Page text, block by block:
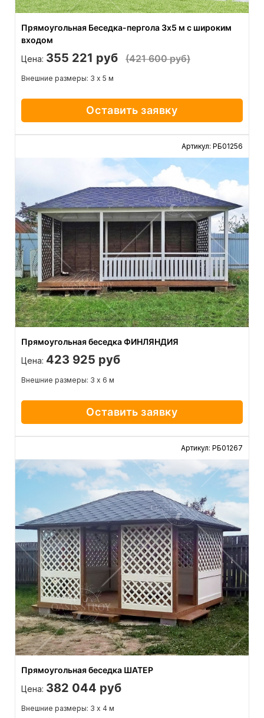
Прямоугольная Беседка-пергола 3х5 м с широким
входом
Цена: 355 221 руб (421 600 руб)
Внешние размеры: 3 х 5 м
Оставить заявку
Артикул: РБ01256
Прямоугольная беседка ФИНЛЯНДИЯ
Цена: 423 925 руб
Внешние размеры: 3 х 6 м
Оставить заявку
Артикул: РБ01267
Прямоугольная беседка ШАТЕР
Цена: 382 044 руб
Внешние размеры: 3 х 4 м